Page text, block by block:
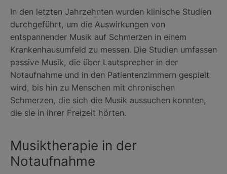
In den letzten Jahrzehnten wurden klinische Studien
durchgeführt, um die Auswirkungen von
entspannender Musik auf Schmerzen in einem
Krankenhausumfeld zu messen. Die Studien umfassen
passive Musik, die über Lautsprecher in der
Notaufnahme und in den Patientenzimmern gespielt
wird, bis hin zu Menschen mit chronischen
Schmerzen, die sich die Musik aussuchen konnten,
die sie in ihrer Freizeit hörten.
Musiktherapie in der
Notaufnahme